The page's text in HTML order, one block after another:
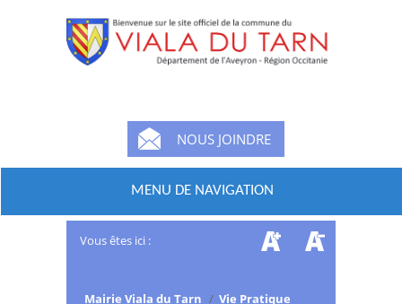
NOUS JOINDRE
MENU DE NAVIGATION
Vous êtes ici :
Mairie Viala du Tarn / Vie Pratique